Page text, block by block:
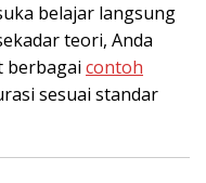
belajar langsung
teori, Anda
berbagai contoh
sesuai standar